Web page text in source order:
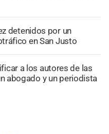
detenidos por un
en San Justo
a los autores de las
abogado y un periodista